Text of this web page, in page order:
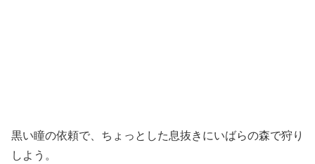
黒い瞳の依頼で、ちょっとした息抜きにいばらの森で狩り
しよう。